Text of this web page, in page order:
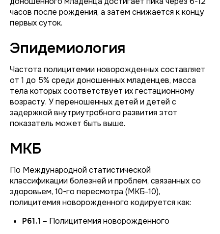
часов после рождения, а затем снижается к концу
первых суток.
Эпидемиология
Частота полицитемии новорожденных составляет
от 1 до 5% среди доношенных младенцев, масса
тела которых соответствует их гестационному
возрасту. У переношенных детей и детей с
задержкой внутриутробного развития этот
показатель может быть выше.
МКБ
По Международной статистической
классификации болезней и проблем, связанных со
здоровьем, 10-го пересмотра (МКБ-10),
полицитемия новорожденного кодируется как:
Р61.1 – Полицитемия новорожденного